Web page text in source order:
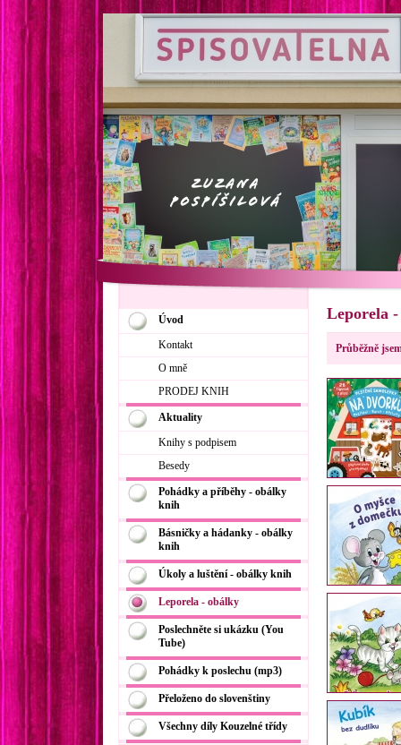
Leporela
Průběžně
Úvod
Kontakt
O mně
PRODEJ KNIH
Aktuality
Knihy s podpisem
Besedy
Pohádky a příběhy - obálky
knih
Básničky a hádanky - obálky
knih
Úkoly a luštění - obálky knih
Leporela - obálky
Poslechněte si ukázku (You
Tube)
Pohádky k poslechu (mp3)
Přeloženo do slovenštiny
Všechny díly Kouzelné třídy